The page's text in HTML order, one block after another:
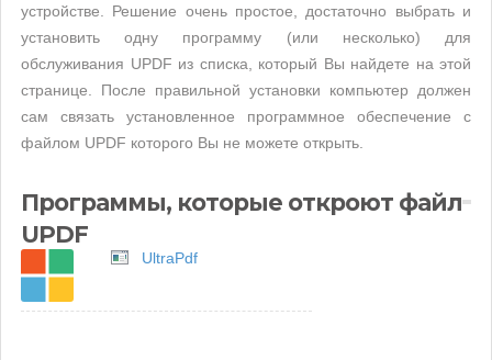
устройстве. Решение очень простое, достаточно выбрать и
установить одну программу (или несколько) для
обслуживания UPDF из списка, который Вы найдете на этой
странице. После правильной установки компьютер должен
сам связать установленное программное обеспечение с
файлом UPDF которого Вы не можете открыть.
Программы, которые откроют файл
UPDF
UltraPdf